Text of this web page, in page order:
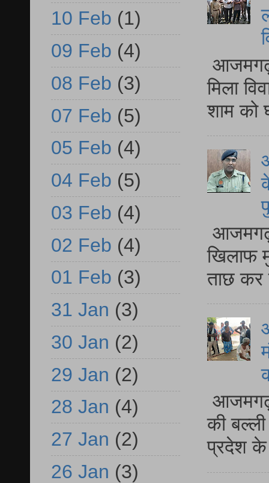
आजमगढ़
मिला
शाम को
आजमगढ़
खिलाफ
ताछ कर
आजमगढ़
की
प्रदेश
10 Feb (1)
09 Feb (4)
08 Feb (3)
07 Feb (5)
05 Feb (4)
04 Feb (5)
03 Feb (4)
02 Feb (4)
01 Feb (3)
31 Jan (3)
30 Jan (2)
29 Jan (2)
28 Jan (4)
27 Jan (2)
26 Jan (3)